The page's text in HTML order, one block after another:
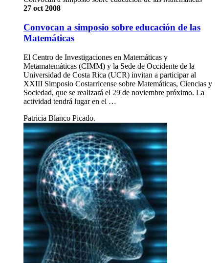
27 oct 2008
Convocan a simposio sobre educación de las
Matemáticas
El Centro de Investigaciones en Matemáticas y
Metamatemáticas (CIMM) y la Sede de Occidente de la
Universidad de Costa Rica (UCR) invitan a participar al
XXIII Simposio Costarricense sobre Matemáticas, Ciencias y
Sociedad, que se realizará el 29 de noviembre próximo. La
actividad tendrá lugar en el …
Patricia Blanco Picado.